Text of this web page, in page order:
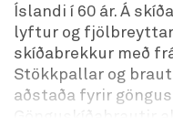
Íslandi í 60 ár. Á
lyftur og
skíðabrekkur með
Stökkpallar og
aðstaða fyrir